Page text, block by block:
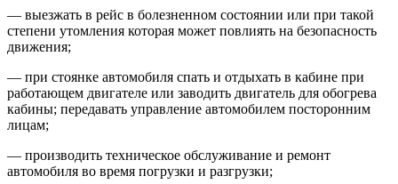
— выезжать в рейс в болезненном состоянии или при такой
степени утомления которая может повлиять на безопасность
движения;
— при стоянке автомобиля спать и отдыхать в кабине при
работающем двигателе или заводить двигатель для обогрева
кабины; передавать управление автомобилем посторонним
лицам;
— производить техническое обслуживание и ремонт
автомобиля во время погрузки и разгрузки;